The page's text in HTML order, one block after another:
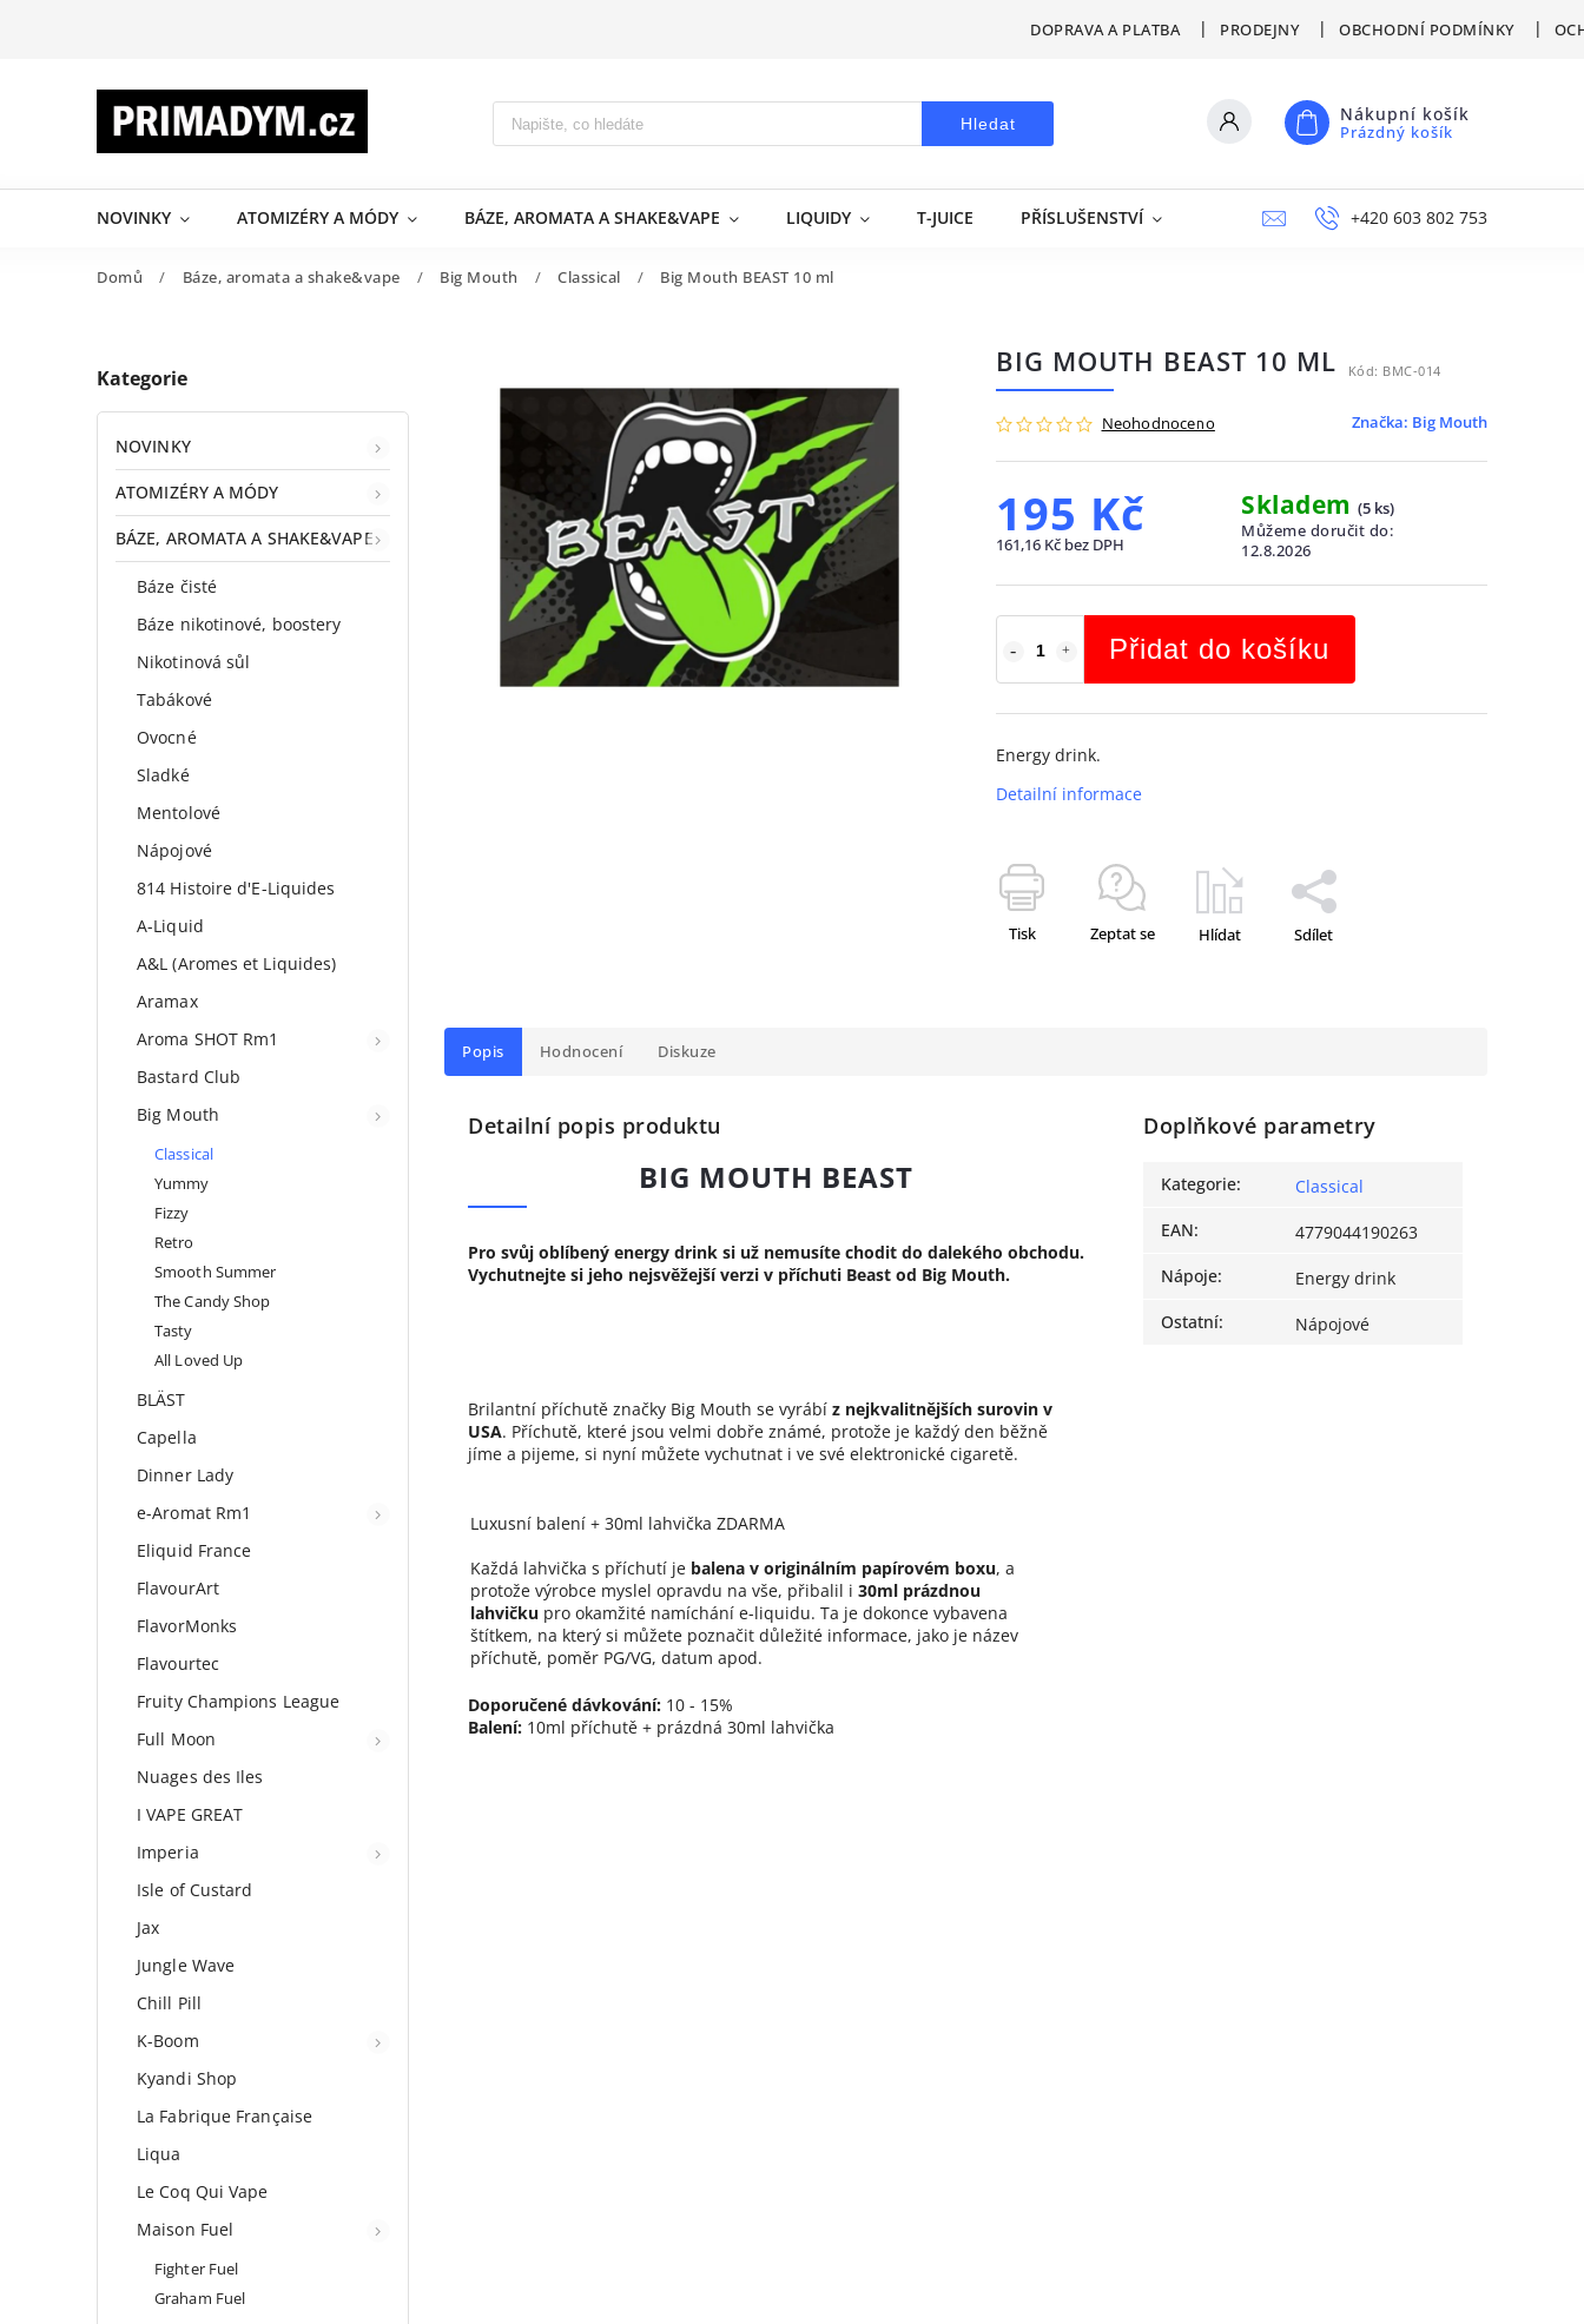
DOPRAVA A PLATBA PRODEJNY OBCHODNÍ PODMÍNKY
Hledat Nákupní košík
Prázdný košík
NOVINKY ATOMIZÉRY A MÓDY BÁZE, AROMATA A SHAKE&VAPE LIQUIDY T-JUICE PŘÍSLUŠENSTVÍ VÝPRODEJ NAPIŠTE NÁM
+420 603 802 753
Domů / Báze, aromata a shake&vape / Big Mouth / Classical / Big Mouth BEAST 10 ml
Kategorie
NOVINKY
ATOMIZÉRY A MÓDY
BÁZE, AROMATA A SHAKE&VAPE
Báze čisté
Báze nikotinové, boostery
Nikotinová sůl
Tabákové
Ovocné
Sladké
Mentolové
Nápojové
814 Histoire d'E-Liquides
A-Liquid
A&L (Aromes et Liquides)
Aramax
Aroma SHOT Rm1
Bastard Club
Big Mouth
Classical
Yummy
Fizzy
Retro
Smooth Summer
The Candy Shop
Tasty
All Loved Up
BLÄST
Capella
Dinner Lady
e-Aromat Rm1
Eliquid France
FlavourArt
FlavorMonks
Flavourtec
Fruity Champions League
Full Moon
Nuages des Iles
I VAPE GREAT
Imperia
Isle of Custard
Jax
Jungle Wave
Chill Pill
K-Boom
Kyandi Shop
La Fabrique Française
Liqua
Le Coq Qui Vape
Maison Fuel
Fighter Fuel
Graham Fuel
BIG MOUTH BEAST 10 ML Kód: BMC-014
Neohodnoceno Značka: Big Mouth
195 Kč
161,16 Kč bez DPH
Skladem(5 ks)
Můžeme doručit do:
12.8.2026
Přidat do košíku
Energy drink.
Detailní informace
Tisk Zeptat se Hlídat Sdílet
Popis Hodnocení Diskuze
Detailní popis produktu
BIG MOUTH BEAST
Pro svůj oblíbený energy drink si už nemusíte chodit do dalekého obchodu.
Vychutnejte si jeho nejsvěžejší verzi v příchuti Beast od Big Mouth.
Brilantní příchutě značky Big Mouth se vyrábí z nejkvalitnějších surovin v
USA. Příchutě, které jsou velmi dobře známé, protože je každý den běžně
jíme a pijeme, si nyní můžete vychutnat i ve své elektronické cigaretě.
Luxusní balení + 30ml lahvička ZDARMA
Každá lahvička s příchutí je balena v originálním papírovém boxu, a
protože výrobce myslel opravdu na vše, přibalil i 30ml prázdnou
lahvičku pro okamžité namíchání e-liquidu. Ta je dokonce vybavena
štítkem, na který si můžete poznačit důležité informace, jako je název
příchutě, poměr PG/VG, datum apod.
Doporučené dávkování: 10 - 15%
Balení: 10ml příchutě + prázdná 30ml lahvička
Doplňkové parametry
Kategorie:
Classical
EAN:
4779044190263
Nápoje:
Energy drink
Ostatní: Nápojové